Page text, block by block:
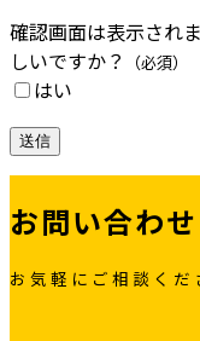
確認画面は表示され
しいですか？
（必須）
はい
お問い合わせ
お気軽にご相談くだ